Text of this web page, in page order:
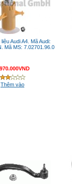
Audi A4. Mã Audi:
Mã MS: 7.02701.96.0
Thêm vào